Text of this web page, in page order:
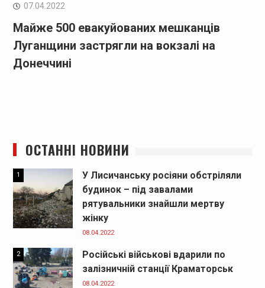
07.04.2022
Майже 500 евакуйованих мешканців
Луганщини застрягли на вокзалі на
Донеччині
ОСТАННІ НОВИНИ
1
У Лисичанську росіяни обстріляли
будинок – під завалами
рятувальники знайшли мертву
жінку
08.04.2022
2
Російські військові вдарили по
залізничній станції Краматорськ
08.04.2022